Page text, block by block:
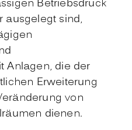
Betriebsdruck
ausgelegt sind,
Anlagen, die der
Erweiterung
von
dienen.